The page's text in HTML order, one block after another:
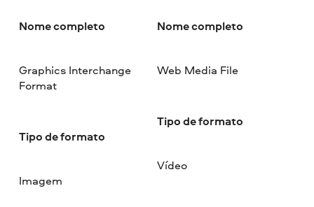
Nome completo
Graphics Interchange
Format
Tipo de formato
Imagem
Nome completo
Web Media File
Tipo de formato
Vídeo